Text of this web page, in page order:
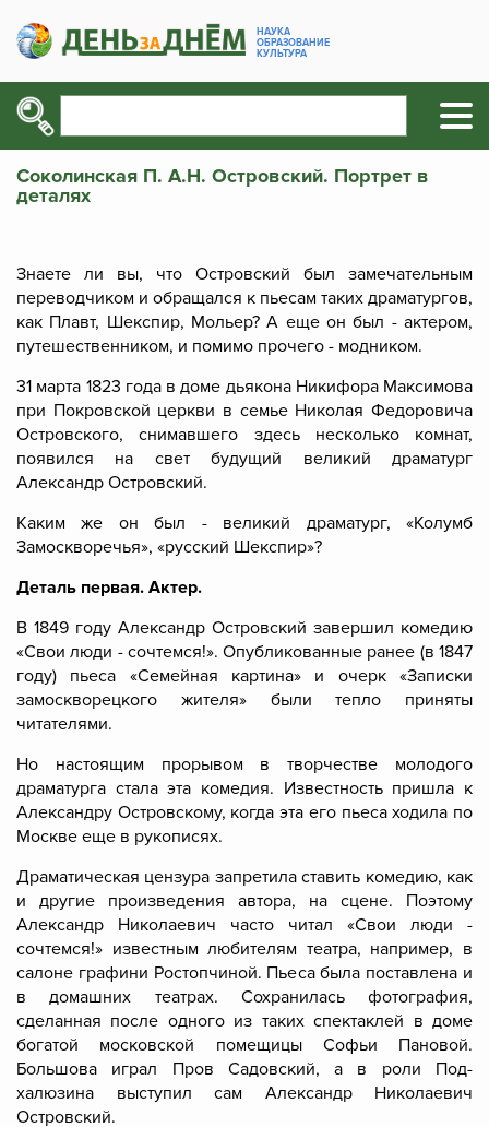
НАУКА
ОБРАЗОВАНИЕ
КУЛЬТУРА
Соколинская П. А.Н. Островский. Портрет в
деталях
Знаете ли вы, что Островский был замечательным
переводчиком и обращался к пьесам таких драматургов,
как Плавт, Шекспир, Мольер? А еще он был - актером,
путешественником, и помимо прочего - модником.
31 марта 1823 года в доме дьякона Никифора Максимова
при Покровской церкви в семье Николая Федоровича
Островского, снимавшего здесь несколько комнат,
появился на свет будущий великий драматург
Александр Островский.
Каким же он был - великий драматург, «Колумб
Замоскворечья», «русский Шекспир»?
Деталь первая. Актер.
В 1849 году Александр Островский завершил комедию
«Свои люди - сочтемся!». Опубликованные ранее (в 1847
году) пьеса «Семейная картина» и очерк «Записки
замоскворецкого жителя» были тепло приняты
читателями.
Но настоящим прорывом в творчестве молодого
драматурга стала эта комедия. Известность пришла к
Александру Островскому, когда эта его пьеса ходила по
Москве еще в рукописях.
Драматическая цензура запретила ставить комедию, как
и другие произведения автора, на сцене. Поэтому
Александр Николаевич часто читал «Свои люди -
сочтемся!» известным любителям театра, например, в
салоне графини Ростопчиной. Пьеса была поставлена и
в домашних театрах. Сохранилась фотография,
сделанная после одного из таких спектаклей в доме
богатой московской помещицы Софьи Пановой.
Большова играл Пров Садовский, а в роли Под-
халюзина выступил сам Александр Николаевич
Островский.